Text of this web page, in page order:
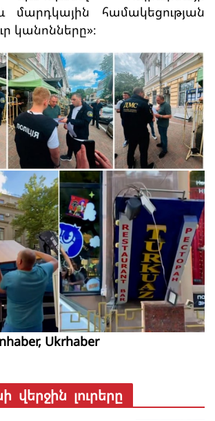
մարդկային համակեցության
կանոնները»։
Ukrhaber
վերջին լուրերը